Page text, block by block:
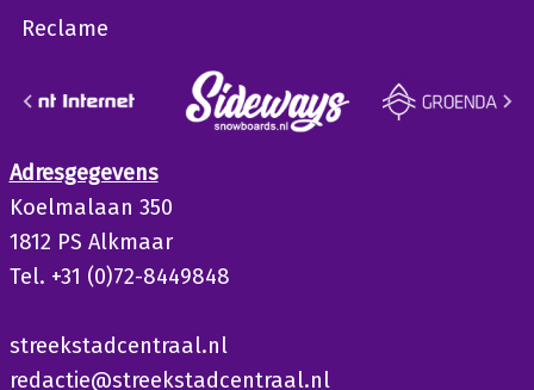
Reclame
Adresgegevens
Koelmalaan 350
1812 PS Alkmaar
Tel. +31 (0)72-8449848
streekstadcentraal.nl
redactie@streekstadcentraal.nl